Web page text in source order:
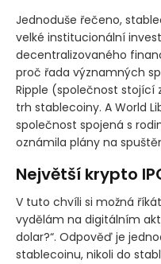
Jednoduše řečeno,
velké institucionální
decentralizovaného
proč řada významných
Ripple (společnost stojící
trh stablecoiny. A World
společnost spojená s
oznámila plány na
Největší krypto
V tuto chvíli si možná
vydělám na digitálním
dolar?“. Odpověď je
stablecoinu, nikoli do